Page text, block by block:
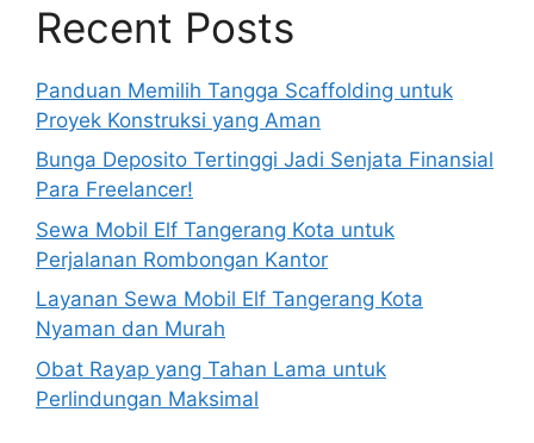
Recent Posts
Panduan Memilih Tangga Scaffolding untuk
Proyek Konstruksi yang Aman
Bunga Deposito Tertinggi Jadi Senjata Finansial
Para Freelancer!
Sewa Mobil Elf Tangerang Kota untuk
Perjalanan Rombongan Kantor
Layanan Sewa Mobil Elf Tangerang Kota
Nyaman dan Murah
Obat Rayap yang Tahan Lama untuk
Perlindungan Maksimal